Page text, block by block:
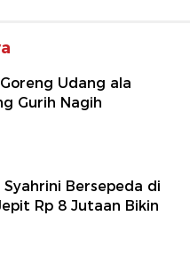
Udang ala
Gurih Nagih
Syahrini Bersepeda di
Rp 8 Jutaan Bikin